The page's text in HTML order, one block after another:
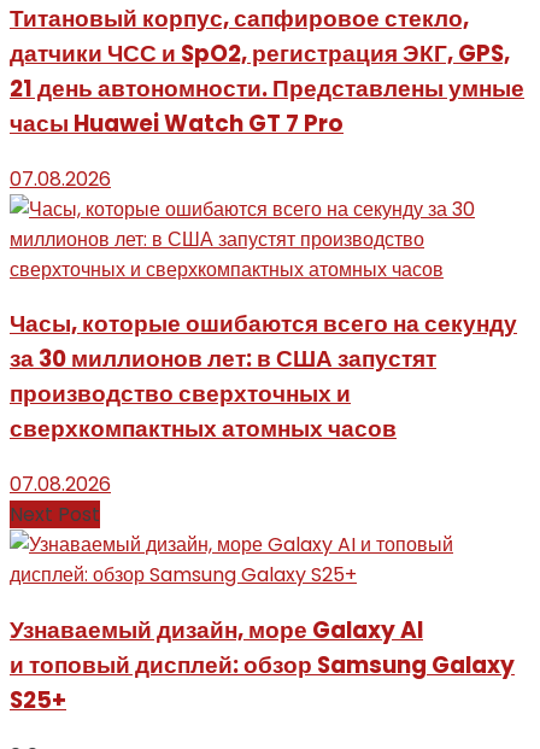
Титановый корпус, сапфировое стекло,
датчики ЧСС и SpO2, регистрация ЭКГ, GPS,
21 день автономности. Представлены умные
часы Huawei Watch GT 7 Pro
07.08.2026
Часы, которые ошибаются всего на секунду
за 30 миллионов лет: в США запустят
производство сверхточных и
сверхкомпактных атомных часов
07.08.2026
Next Post
Узнаваемый дизайн, море Galaxy AI
и топовый дисплей: обзор Samsung Galaxy
S25+